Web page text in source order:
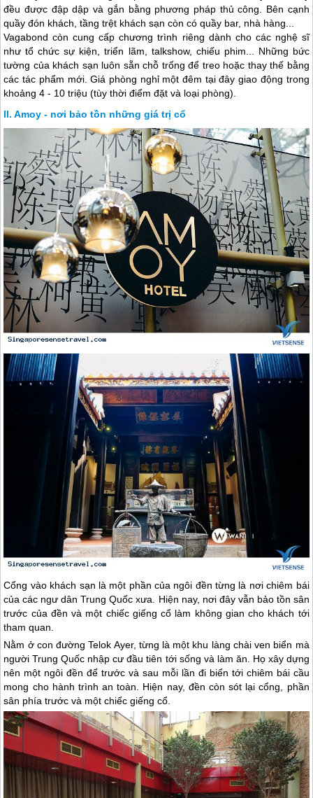
đều được đập dập và gắn bằng phương pháp thủ công. Bên cạnh
quầy đón khách, tầng trệt khách sạn còn có quầy bar, nhà hàng...
Vagabond còn cung cấp chương trình riêng dành cho các nghệ sĩ
như tổ chức sự kiện, triển lãm, talkshow, chiếu phim... Những bức
tường của khách sạn luôn sẵn chỗ trống để treo hoặc thay thế bằng
các tác phẩm mới. Giá phòng nghỉ một đêm tại đây giao động trong
khoảng 4 - 10 triệu (tùy thời điểm đặt và loại phòng).
Amoy - nơi bảo tồn những giá trị cổ
Cổng vào khách sạn là một phần của ngôi đền từng là nơi chiêm bái
của các ngư dân Trung Quốc xưa. Hiện nay, nơi đây vẫn bảo tồn sân
trước của đền và một chiếc giếng cổ làm không gian cho khách tới
tham quan.
Nằm ở con đường Telok Ayer, từng là một khu làng chài ven biển mà
người Trung Quốc nhập cư đầu tiên tới sống và làm ăn. Họ xây dựng
nên một ngôi đền để trước và sau mỗi lần đi biển tới chiêm bái cầu
mong cho hành trình an toàn. Hiện nay, đền còn sót lại cổng, phần
sân phía trước và một chiếc giếng cổ.